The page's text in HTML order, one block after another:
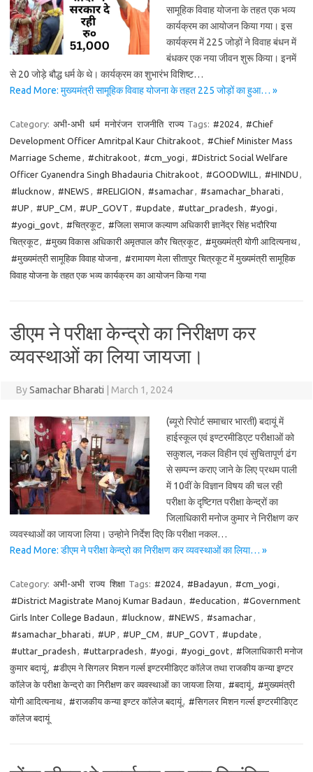
सामूहिक विवाह योजना के तहत एक भव्य
कार्यक्रम का आयोजन किया गया। इस
कार्यक्रम में 225 जोड़ों ने विवाह बंधन में
बंधकर एक नया जीवन शुरू किया। इनमें
से 20 जोड़े बौद्ध धर्म के थे। कार्यक्रम का शुभारंभ विशिष्ट…
Read More: मुख्यमंत्री सामूहिक विवाह योजना के तहत 225 जोड़ों का हुआ… »
Category: अभी-अभी धर्म मनोरंजन राजनीति राज्य Tags: #2024, #Chief
Development Officer Amritpal Kaur Chitrakoot, #Chief Minister Mass
Marriage Scheme , #chitrakoot, #cm_yogi , #District Social Welfare
Officer Gyanendra Singh Bhadauria Chitrakoot, #GOODWILL , #HINDU ,
#lucknow, #NEWS , #RELIGION , #samachar, #samachar_bharati ,
#UP , #UP_CM , #UP_GOVT , #update , #uttar_pradesh , #yogi ,
#yogi_govt, #चित्रकूट, #जिला समाज कल्याण अधिकारी ज्ञानेंद्र सिंह भदौरिया
चित्रकूट, #मुख्य विकास अधिकारी अमृतपाल कौर चित्रकूट, #मुख्यमंत्री योगी आदित्यनाथ,
#मुख्यमंत्री सामूहिक विवाह योजना, #रामायण मेला सीतापुर चित्रकूट में मुख्यमंत्री सामूहिक
विवाह योजना के तहत एक भव्य कार्यक्रम का आयोजन किया गया
डीएम ने परीक्षा केन्द्रो का निरीक्षण कर
व्यवस्थाओं का लिया जायजा।
BySamachar Bharati March 1, 2024
(ब्यूरो रिपोर्ट समाचार भारती) बदायूं में
हाईस्कूल एवं इण्टरमीडिएट परीक्षाओं को
सकुशल, नकल विहीन एवं सुचितापूर्ण ढंग
से सम्पन्न कराए जाने के लिए प्रथम पाली
में 10वीं के विज्ञान विषय की चल रही
परीक्षा के दृष्टिगत परीक्षा केन्द्रों का
जिलाधिकारी मनोज कुमार ने निरीक्षण कर
व्यवस्थाओं का जायजा लिया। उन्होने निर्देश दिए कि परीक्षा नकल…
Read More: डीएम ने परीक्षा केन्द्रो का निरीक्षण कर व्यवस्थाओं का लिया… »
Category: अभी-अभी राज्य शिक्षा Tags: #2024, #Badayun , #cm_yogi ,
#District Magistrate Manoj Kumar Badaun , #education , #Government
Girls Inter College Badaun , #lucknow, #NEWS , #samachar,
#samachar_bharati , #UP , #UP_CM , #UP_GOVT , #update ,
#uttar_pradesh , #uttarpradesh , #yogi , #yogi_govt, #जिलाधिकारी मनोज
कुमार बदायूं, #डीएम ने सिगलर मिशन गर्ल्स इण्टरमीडिएट कॉलेज तथा राजकीय कन्या इण्टर
कॉलेज के परीक्षा केन्द्रो का निरीक्षण कर व्यवस्थाओं का जायजा लिया, #बदायूं, #मुख्यमंत्री
योगी आदित्यनाथ, #राजकीय कन्या इण्टर कॉलेज बदायूं, #सिगलर मिशन गर्ल्स इण्टरमीडिएट
कॉलेज बदायूं